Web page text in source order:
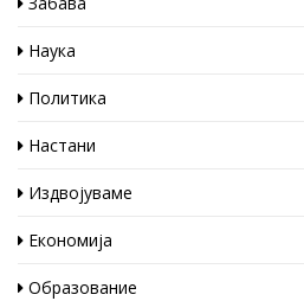
Наука
Политика
Настани
Издвојуваме
Економија
Образование